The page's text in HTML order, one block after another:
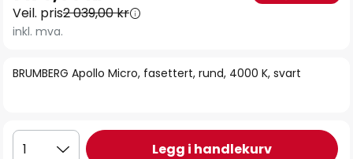
begynnelsen
av
BRUMBERG Apollo Micro, fasettert, rund, 4000 K, svart
Veil. pris2 039,00 kr
inkl. mva.
1 Legg i handlekurv